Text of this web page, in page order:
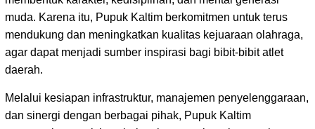
muda. Karena itu, Pupuk Kaltim berkomitmen untuk terus
mendukung dan meningkatkan kualitas kejuaraan olahraga,
agar dapat menjadi sumber inspirasi bagi bibit-bibit atlet
daerah.
Melalui kesiapan infrastruktur, manajemen penyelenggaraan,
dan sinergi dengan berbagai pihak, Pupuk Kaltim